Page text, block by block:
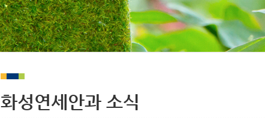
화성연세안과 소식